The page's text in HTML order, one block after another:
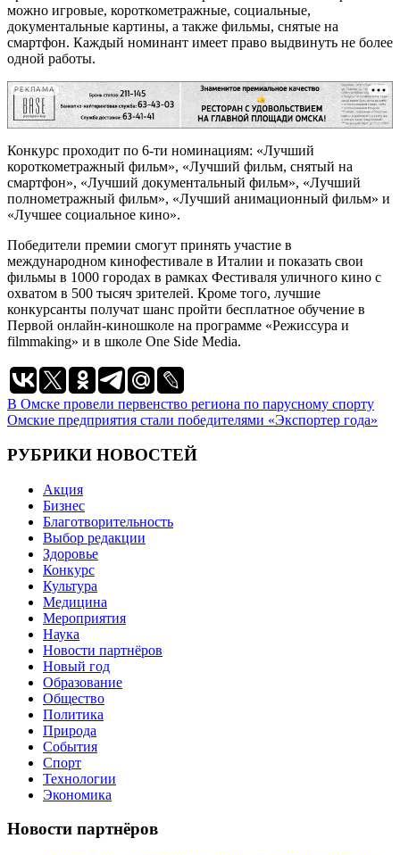
можно игровые, короткометражные, социальные,
документальные картины, а также фильмы, снятые на
смартфон. Каждый номинант имеет право выдвинуть не более
одной работы.
РЕКЛАМА
Конкурс проходит по 6-ти номинациям: «Лучший
короткометражный фильм», «Лучший фильм, снятый на
смартфон», «Лучший документальный фильм», «Лучший
полнометражный фильм», «Лучший анимационный фильм» и
«Лучшее социальное кино».
Победители премии смогут принять участие в
международном кинофестивале в Италии и показать свои
фильмы в 1000 городах в рамках Фестиваля уличного кино с
охватом в 500 тысяч зрителей. Кроме того, лучшие
конкурсанты получат шанс пройти бесплатное обучение в
Первой онлайн-киношколе на программе «Режиссура и
filmmaking» и в школе One Side Media.
Навигация
по
записям
В Омске провели первенство региона по парусному спорту
Омские предприятия стали победителями «Экспортер года»
РУБРИКИ НОВОСТЕЙ
Акция
Бизнес
Благотворительность
Выбор редакции
Здоровье
Конкурс
Культура
Медицина
Мероприятия
Наука
Новости партнёров
Новый год
Образование
Общество
Политика
Природа
События
Спорт
Технологии
Экономика
Новости партнёров